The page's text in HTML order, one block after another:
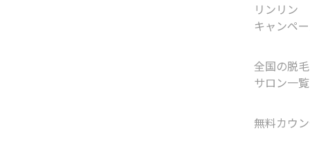
リンリン
キャンペ
全国の脱
サロン一覧
無料カウ